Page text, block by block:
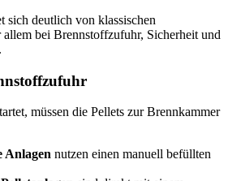
sich deutlich von klassischen
bei Brennstoffzufuhr, Sicherheit und
müssen die Pellets zur Brennkammer
Anlagen nutzen einen manuell befüllten